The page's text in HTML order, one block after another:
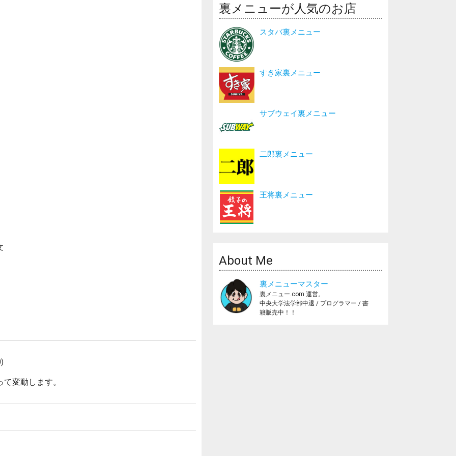
変動します。
裏メニューが人気のお店
スタバ裏メニュー
すき家裏メニュー
サブウェイ裏メニュー
二郎裏メニュー
王将裏メニュー
About Me
裏メニューマスター
裏メニュー.com 運営。
中央大学法学部中退 / プログラマー / 書
籍販売中！！